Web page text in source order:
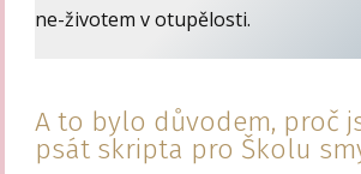
ne-životem v otupělosti.
A to bylo důvodem, proč
psát skripta pro Školu